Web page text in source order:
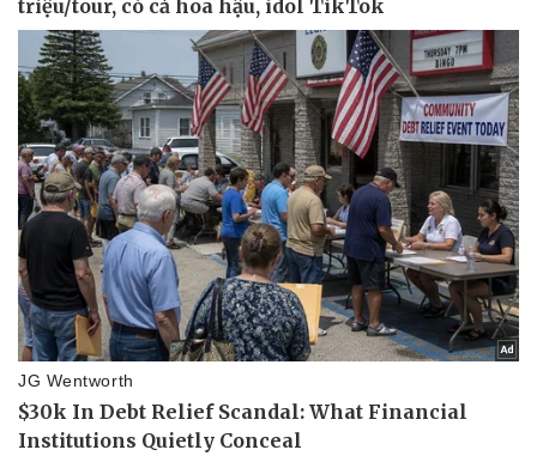
Pháp luật
Vụ án
Tin nóng
Tư vấn luật
Quân sự - Quốc phòng
Vũ khí
Việt Nam
Phân tích